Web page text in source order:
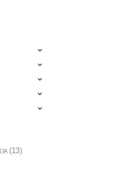
(13)